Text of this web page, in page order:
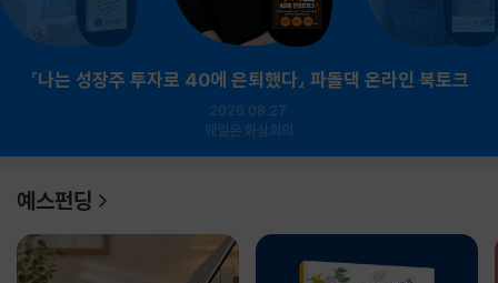
『나는 성장주 투자로 40에 은퇴했다』 파돌댁 온라인 북토크
2026.08.27.
웨일온 화상회의
예스펀딩